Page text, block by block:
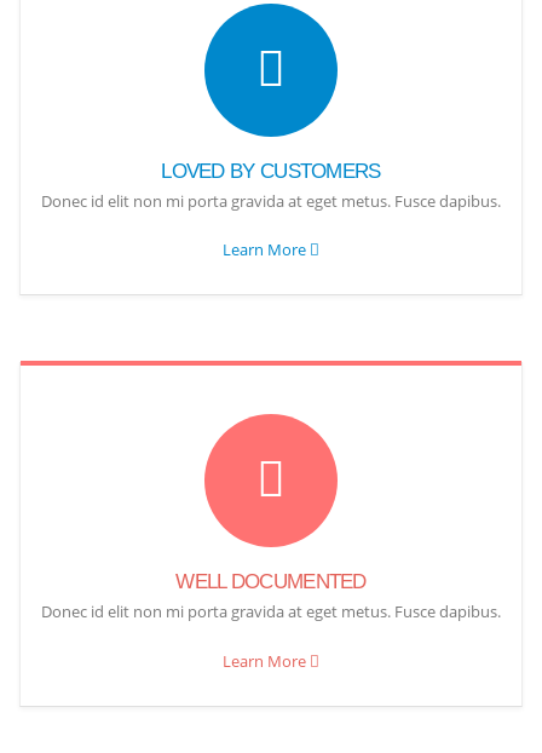
LOVED BY CUSTOMERS
Donec id elit non mi porta gravida at eget metus. Fusce dapibus.
Learn More
WELL DOCUMENTED
Donec id elit non mi porta gravida at eget metus. Fusce dapibus.
Learn More